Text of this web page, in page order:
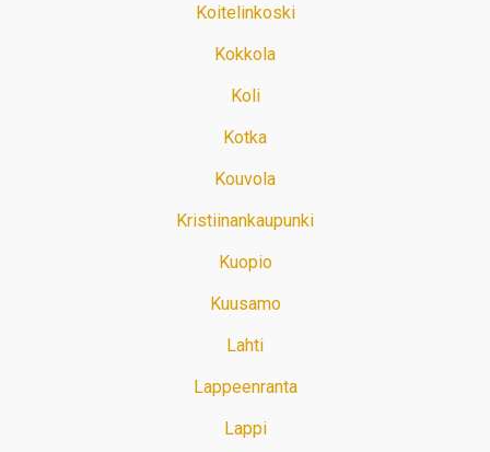
Koitelinkoski
Kokkola
Koli
Kotka
Kouvola
Kristiinankaupunki
Kuopio
Kuusamo
Lahti
Lappeenranta
Lappi